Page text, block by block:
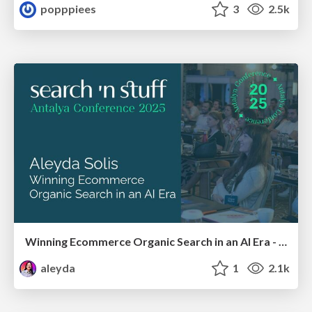
popppiees 3 2.5k
Winning Ecommerce Organic Search in an AI Era - #searchnstuff2025
aleyda
1 2.1k